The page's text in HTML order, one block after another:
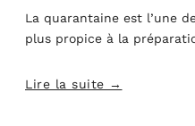
La quarantaine est l’une
plus propice à la
Lire la suite →